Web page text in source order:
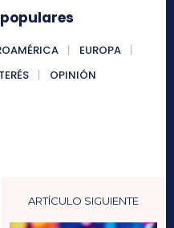
EUROPA
OPINIÓN
ARTÍCULO SIGUIENTE